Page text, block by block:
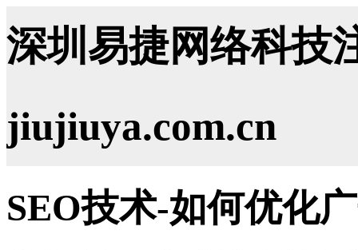
深圳易捷网络科技
jiujiuya.com.cn
SEO技术-如何优化